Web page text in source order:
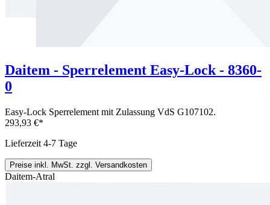
Daitem - Sperrelement Easy-Lock - 8360-
0
Easy-Lock Sperrelement mit Zulassung VdS G107102.
293,93 €*
Lieferzeit 4-7 Tage
Preise inkl. MwSt. zzgl. Versandkosten
Daitem-Atral